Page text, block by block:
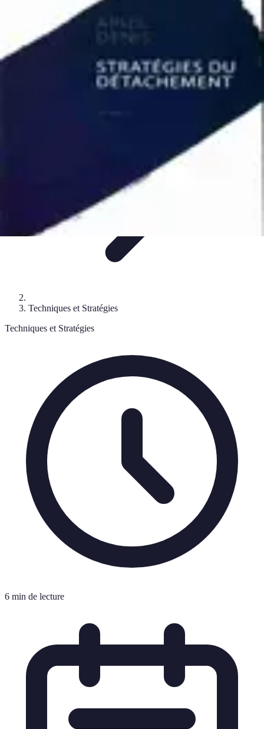
Apprendre Rubik Cube
Astuces et conseilsApprentissage
d'apprentissage Méthodes d'apprentissage
Apprendre Rubik Cube
Techniques et Stratégies
Techniques et Stratégies
6 min de lecture